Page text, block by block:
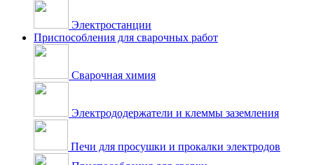
Электростанции
Приспособления для сварочных работ
Сварочная химия
Электрододержатели и клеммы заземления
Печи для просушки и прокалки электродов